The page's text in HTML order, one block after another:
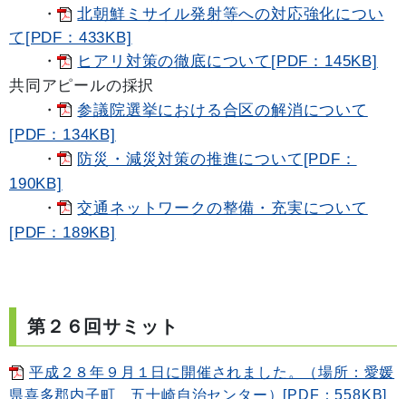
・
北朝鮮ミサイル発射等への対応強化につい
て[PDF：433KB]
・
ヒアリ対策の徹底について[PDF：145KB]
共同アピールの採択
・
参議院選挙における合区の解消について
[PDF：134KB]
・
防災・減災対策の推進について[PDF：
190KB]
・
交通ネットワークの整備・充実について
[PDF：189KB]
第２６回サミット
平成２８年９月１日に開催されました。（場所：愛媛
県喜多郡内子町 五十崎自治センター）[PDF：558KB]